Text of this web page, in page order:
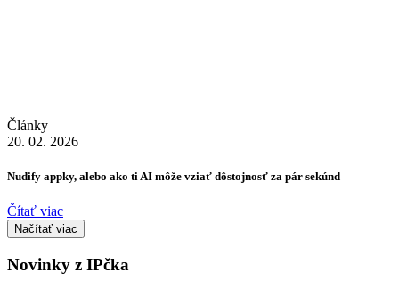
Články
20. 02. 2026
Nudify appky, alebo ako ti AI môže vziať dôstojnosť za pár sekúnd
Čítať viac
Načítať viac
Novinky z IPčka